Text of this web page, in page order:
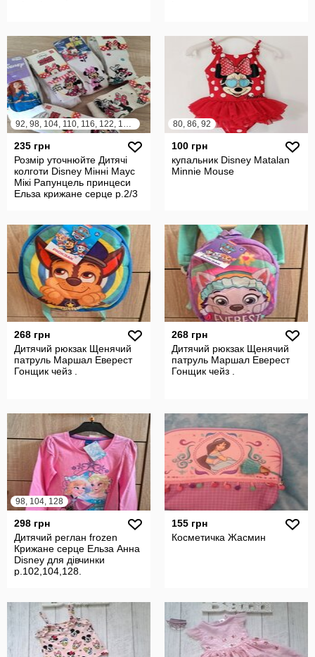
92, 98, 104, 110, 116, 122, 128, 134
235 грн
Розмір уточнюйте Дитячі
колготи Disney Мінні Маус
Мікі Рапунцель принцеси
Ельза крижане серце р.2/3
80, 86, 92
100 грн
купальник Disney Matalan
Minnie Mouse
268 грн
Дитячий рюкзак Щенячий
патруль Маршал Еверест
Гонщик чейз .
268 грн
Дитячий рюкзак Щенячий
патруль Маршал Еверест
Гонщик чейз .
98, 104, 128
298 грн
Дитячий реглан frozen
Крижане серце Ельза Анна
Disney для дівчинки
р.102,104,128.
155 грн
Косметичка Жасмин